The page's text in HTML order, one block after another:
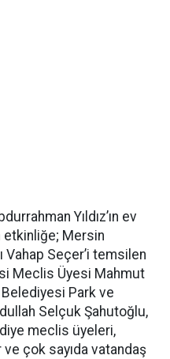
Yıldız’ın ev
Mersin
Vahap Seçer’i temsilen
Meclis Üyesi Mahmut
Park ve
Selçuk Şahutoğlu,
meclis üyeleri,
çok sayıda vatandaş